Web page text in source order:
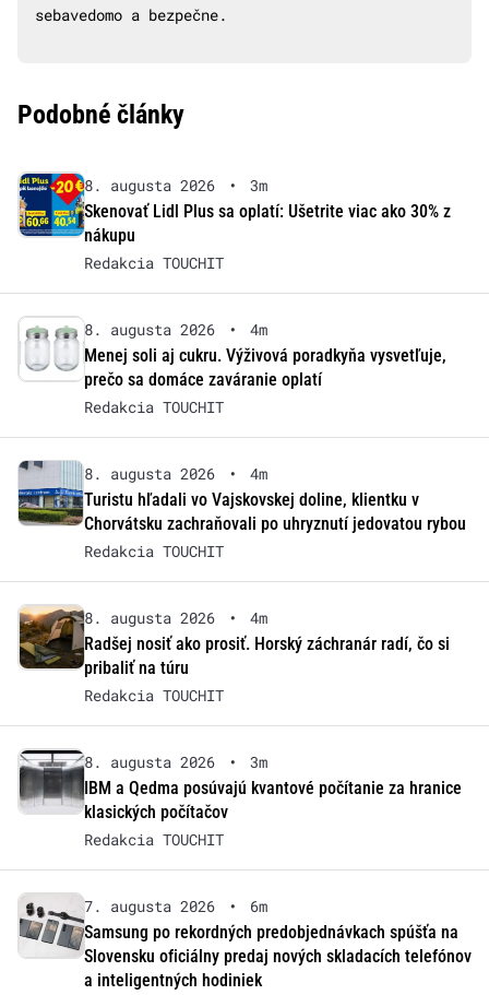
sebavedomo a bezpečne.
Podobné články
8. augusta 2026 •
3m
Skenovať Lidl Plus sa oplatí: Ušetrite viac ako 30% z
nákupu
Redakcia TOUCHIT
8. augusta 2026 •
4m
Menej soli aj cukru. Výživová poradkyňa vysvetľuje,
prečo sa domáce zaváranie oplatí
Redakcia TOUCHIT
8. augusta 2026 •
4m
Turistu hľadali vo Vajskovskej doline, klientku v
Chorvátsku zachraňovali po uhryznutí jedovatou rybou
Redakcia TOUCHIT
8. augusta 2026 •
4m
Radšej nosiť ako prosiť. Horský záchranár radí, čo si
pribaliť na túru
Redakcia TOUCHIT
8. augusta 2026 •
3m
IBM a Qedma posúvajú kvantové počítanie za hranice
klasických počítačov
Redakcia TOUCHIT
7. augusta 2026 •
6m
Samsung po rekordných predobjednávkach spúšťa na
Slovensku oficiálny predaj nových skladacích telefónov
a inteligentných hodiniek